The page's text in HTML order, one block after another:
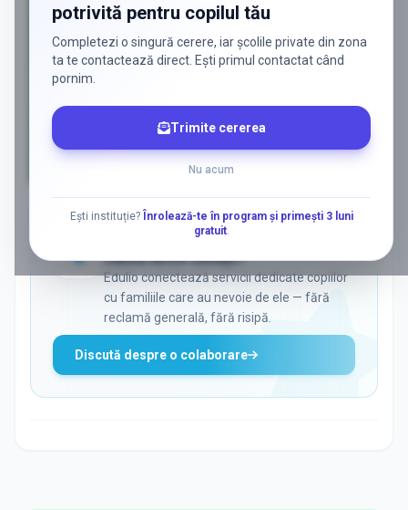
potrivită pentru copilul tău
Completezi o singură cerere, iar școlile private din zona
ta te contactează direct. Ești primul contactat când
pornim.
Trimite cererea
Nu acum
Ești instituție?
Înrolează-te în program și primești 3 luni
gratuit.
Vrei să ajungi la părinții care
caută activ soluții?
Edulio conectează servicii dedicate copiilor
cu familiile care au nevoie de ele — fără
reclamă generală, fără risipă.
Discută despre o colaborare